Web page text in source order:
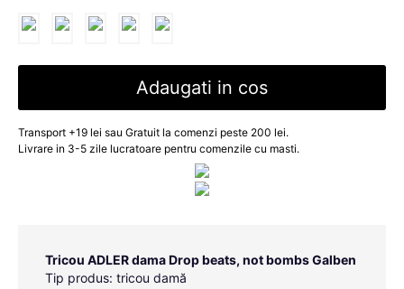
Adaugati in cos
Transport +19 lei sau Gratuit la comenzi peste 200 lei.
Livrare in 3-5 zile lucratoare pentru comenzile cu masti.
Tricou ADLER dama Drop beats, not bombs Galben
Tip produs: tricou damă